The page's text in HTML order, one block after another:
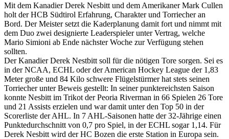
Mit dem Kanadier Derek Nesbitt und dem Amerikaner Mark Cullen
holt der HCB Südtirol Erfahrung, Charakter und Torriecher an
Bord. Der Meister setzt die Kaderplanung damit fort und nimmt mit
dem Duo zwei designierte Leaderspieler unter Vertrag, welche
Mario Simioni ab Ende nächster Woche zur Verfügung stehen
sollten.
Der Kanadier Derek Nestbitt soll für die nötigen Tore sorgen. Sei es
in der NCAA, ECHL oder der American Hockey League der 1,83
Meter große und 84 Kilo schwere Flügelstürmer hat stets seinen
Torriecher unter Beweis gestellt: In seiner punktereichsten Saison
konnte Nesbitt im Trikot der Peoria Riverman in 66 Spielen 26 Tore
und 21 Assists erzielen und war damit unter den Top 50 in der
Scorerliste der AHL. In 7 AHL-Saisonen hatte der 32-Jährige einen
Punktedurchschnitt von 0,7 pro Spiel, in der ECHL sogar 1,14. Für
Derek Nesbitt wird der HC Bozen die erste Station in Europa sein.